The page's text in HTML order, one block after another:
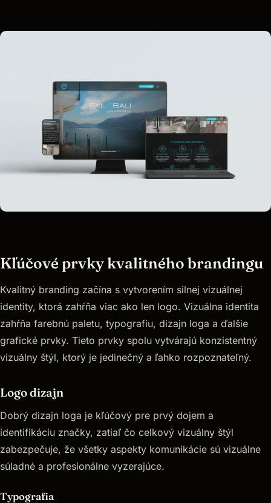
Kľúčové prvky kvalitného brandingu
Kvalitný branding začína s vytvorením silnej vizuálnej
identity, ktorá zahŕňa viac ako len logo. Vizuálna identita
zahŕňa farebnú paletu, typografiu, dizajn loga a ďalšie
grafické prvky. Tieto prvky spolu vytvárajú konzistentný
vizuálny štýl, ktorý je jedinečný a ľahko rozpoznateľný.
Logo dizajn
Dobrý dizajn loga je kľúčový pre prvý dojem a
identifikáciu značky, zatiaľ čo celkový vizuálny štýl
zabezpečuje, že všetky aspekty komunikácie sú vizuálne
súladné a profesionálne vyzerajúce.
Typografia